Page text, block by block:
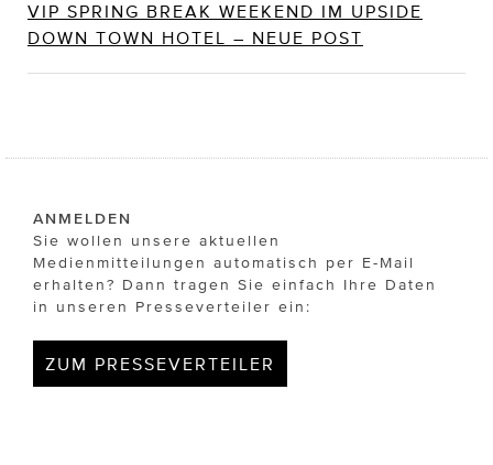
VIP SPRING BREAK WEEKEND IM UPSIDE
DOWN TOWN HOTEL – NEUE POST
ANMELDEN
Sie wollen unsere aktuellen
Medienmitteilungen automatisch per E-Mail
erhalten? Dann tragen Sie einfach Ihre Daten
in unseren Presseverteiler ein:
ZUM PRESSEVERTEILER